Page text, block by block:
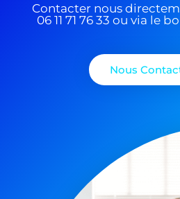
Contacter nous
06 11 71 76 33 ou via le
Nous